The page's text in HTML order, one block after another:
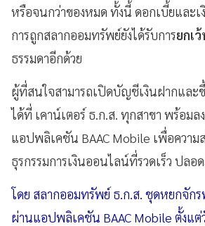
หรือจนกว่าของหมด ทั้งนี้ ดอกเบี้ยและเ
การถูกสลากออมทรัพย์ยังได้รับการยกเ
ธรรมดาอีกด้วย
ผู้ที่สนใจสามารถเปิดบัญชีเงินฝากและ
ได้ที่ เคาน์เตอร์ ธ.ก.ส. ทุกสาขา พร้อมล
แอปพลิเคชัน BAAC Mobile เพื่อความ
ธุรกรรมการเงินออนไลน์ที่รวดเร็ว ปลอ
โดย สลากออมทรัพย์ ธ.ก.ส. ชุดหยกจัก
ผ่านแอปพลิเคชัน BAAC Mobile ตั้งแ